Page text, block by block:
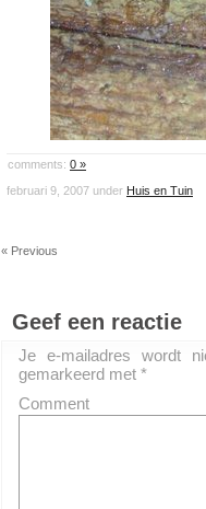
comments: 0 »
februari 9, 2007 under Huis en Tuin
« Previous
Geef een reactie
Je e-mailadres wordt
gemarkeerd met *
Comment